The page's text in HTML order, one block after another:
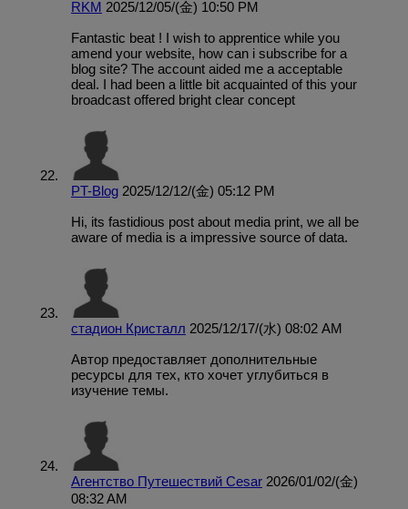
RKM 2025/12/05/(金) 10:50 PM
Fantastic beat ! I wish to apprentice while you
amend your website, how can i subscribe for a
blog site? The account aided me a acceptable
deal. I had been a little bit acquainted of this your
broadcast offered bright clear concept
PT-Blog 2025/12/12/(金) 05:12 PM
Hi, its fastidious post about media print, we all be
aware of media is a impressive source of data.
стадион Кристалл 2025/12/17/(水) 08:02 AM
Автор предоставляет дополнительные
ресурсы для тех, кто хочет углубиться в
изучение темы.
Агентство Путешествий Cesar 2026/01/02/(金)
08:32 AM